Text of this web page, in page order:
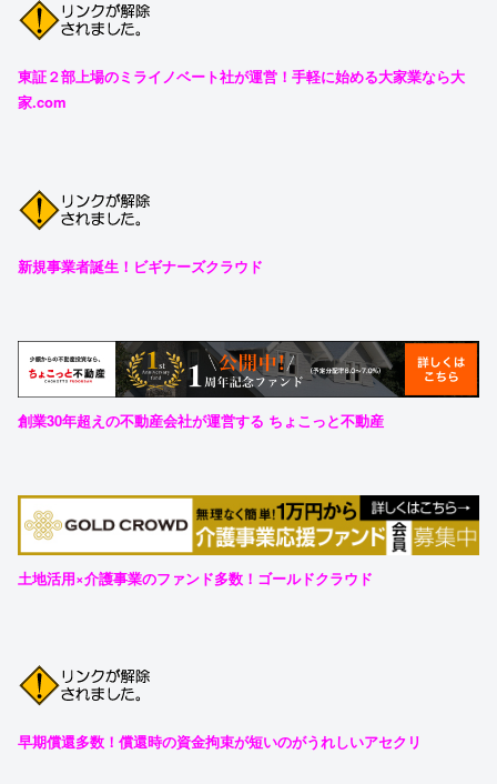
東証２部上場のミライノベート社が運営！手軽に始める大家業なら大
家.com
新規事業者誕生！ビギナーズクラウド
創業30年超えの不動産会社が運営する ちょこっと不動産
土地活用×介護事業のファンド多数！ゴールドクラウド
早期償還多数！償還時の資金拘束が短いのがうれしいアセクリ